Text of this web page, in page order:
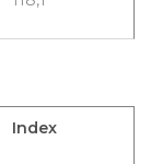
Index